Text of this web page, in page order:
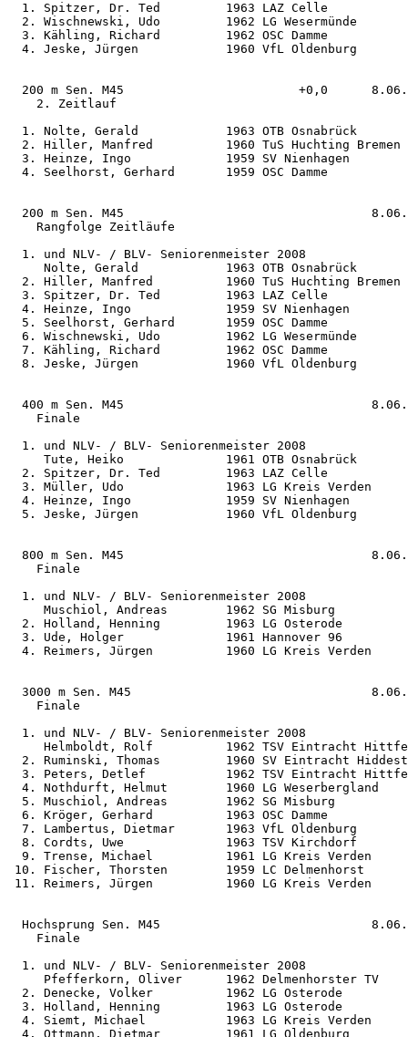
1. Spitzer, Dr. Ted         1963 LAZ Celle
2. Wischnewski, Udo         1962 LG Wesermünde
3. Kähling, Richard         1962 OSC Damme
4. Jeske, Jürgen            1960 VfL Oldenburg
200 m Sen. M45                        +0,0
    2. Zeitlauf
1. Nolte, Gerald            1963 OTB Osnabrück
2. Hiller, Manfred          1960 TuS Huchting
3. Heinze, Ingo             1959 SV Nienhagen
4. Seelhorst, Gerhard       1959 OSC Damme
200 m Sen. M45
    Rangfolge Zeitläufe
  1. und NLV- / BLV- Seniorenmeister 2008
Nolte, Gerald            1963 OTB Osnabrück
2. Hiller, Manfred          1960 TuS Huchting
3. Spitzer, Dr. Ted         1963 LAZ Celle
4. Heinze, Ingo             1959 SV Nienhagen
5. Seelhorst, Gerhard       1959 OSC Damme
6. Wischnewski, Udo         1962 LG Wesermünde
7. Kähling, Richard         1962 OSC Damme
8. Jeske, Jürgen            1960 VfL Oldenburg
400 m Sen. M45
    Finale
  1. und NLV- / BLV- Seniorenmeister 2008
Tute, Heiko              1961 OTB Osnabrück
2. Spitzer, Dr. Ted         1963 LAZ Celle
3. Müller, Udo              1963 LG Kreis Verden
4. Heinze, Ingo             1959 SV Nienhagen
5. Jeske, Jürgen            1960 VfL Oldenburg
800 m Sen. M45
    Finale
  1. und NLV- / BLV- Seniorenmeister 2008
Muschiol, Andreas        1962 SG Misburg
2. Holland, Henning         1963 LG Osterode
3. Ude, Holger              1961 Hannover 96
4. Reimers, Jürgen          1960 LG Kreis Verden
3000 m Sen. M45
    Finale
  1. und NLV- / BLV- Seniorenmeister 2008
Helmboldt, Rolf          1962 TSV Eintracht
2. Ruminski, Thomas         1960 SV Eintracht
3. Peters, Detlef           1962 TSV Eintracht
4. Nothdurft, Helmut        1960 LG Weserbergland
5. Muschiol, Andreas        1962 SG Misburg
6. Kröger, Gerhard          1963 OSC Damme
7. Lambertus, Dietmar       1963 VfL Oldenburg
8. Cordts, Uwe              1963 TSV Kirchdorf
9. Trense, Michael          1961 LG Kreis Verden
10. Fischer, Thorsten        1959 LC
11. Reimers, Jürgen          1960 LG Kreis
Hochsprung Sen. M45
    Finale
  1. und NLV- / BLV- Seniorenmeister 2008
Pfefferkorn, Oliver      1962 Delmenhorster
2. Denecke, Volker          1962 LG Osterode
3. Holland, Henning         1963 LG Osterode
4. Siemt, Michael           1963 LG Kreis Verden
4. Ottmann, Dietmar         1961 LG Oldenburg